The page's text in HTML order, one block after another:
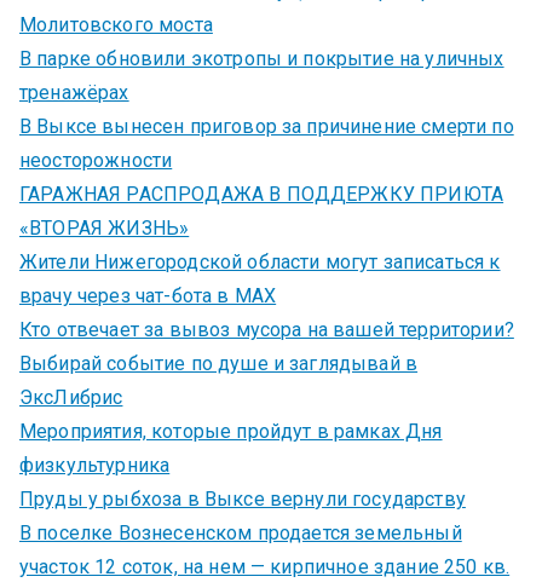
Молитовского моста
В парке обновили экотропы и покрытие на уличных
тренажёрах
В Выксе вынесен приговор за причинение смерти по
неосторожности
ГАРАЖНАЯ РАСПРОДАЖА В ПОДДЕРЖКУ ПРИЮТА
«ВТОРАЯ ЖИЗНЬ»
Жители Нижегородской области могут записаться к
врачу через чат-бота в MAX
Кто отвечает за вывоз мусора на вашей территории?
Выбирай событие по душе и заглядывай в
ЭксЛибрис
Мероприятия, которые пройдут в рамках Дня
физкультурника
Пруды у рыбхоза в Выксе вернули государству
В поселке Вознесенском продается земельный
участок 12 соток, на нем — кирпичное здание 250 кв.